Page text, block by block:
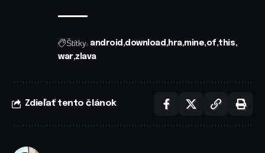
Štítky: android download hra mine of this
war zlava
Zdieľať tento článok